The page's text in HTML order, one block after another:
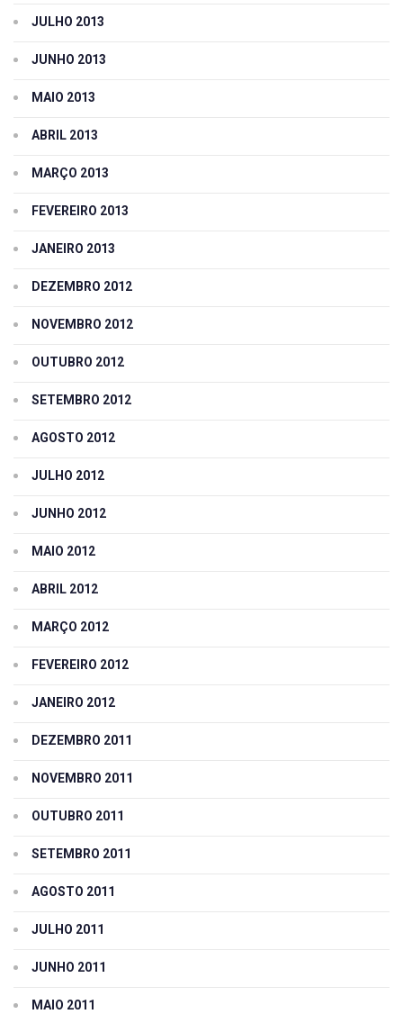
JULHO 2013
JUNHO 2013
MAIO 2013
ABRIL 2013
MARÇO 2013
FEVEREIRO 2013
JANEIRO 2013
DEZEMBRO 2012
NOVEMBRO 2012
OUTUBRO 2012
SETEMBRO 2012
AGOSTO 2012
JULHO 2012
JUNHO 2012
MAIO 2012
ABRIL 2012
MARÇO 2012
FEVEREIRO 2012
JANEIRO 2012
DEZEMBRO 2011
NOVEMBRO 2011
OUTUBRO 2011
SETEMBRO 2011
AGOSTO 2011
JULHO 2011
JUNHO 2011
MAIO 2011